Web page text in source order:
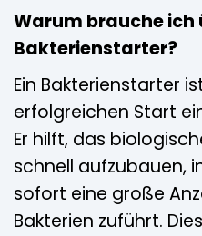
Warum brauche ich
Bakterienstarter?
Ein Bakterienstarter
erfolgreichen Start
Er hilft, das
schnell aufzubauen,
sofort eine große
Bakterien zuführt.